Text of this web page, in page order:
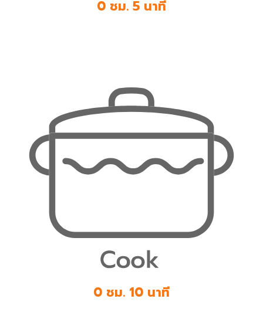
0 ชม. 5 นาที
0 ชม. 10 นาที